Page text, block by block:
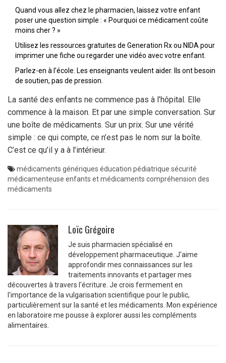
Quand vous allez chez le pharmacien, laissez votre enfant
poser une question simple : « Pourquoi ce médicament coûte
moins cher ? »
Utilisez les ressources gratuites de Generation Rx ou NIDA pour
imprimer une fiche ou regarder une vidéo avec votre enfant.
Parlez-en à l’école. Les enseignants veulent aider. Ils ont besoin
de soutien, pas de pression.
La santé des enfants ne commence pas à l’hôpital. Elle
commence à la maison. Et par une simple conversation. Sur
une boîte de médicaments. Sur un prix. Sur une vérité
simple : ce qui compte, ce n’est pas le nom sur la boîte.
C’est ce qu’il y a à l’intérieur.
médicaments génériques éducation pédiatrique sécurité
médicamenteuse enfants et médicaments compréhension des
médicaments
Loïc Grégoire
Je suis pharmacien spécialisé en
développement pharmaceutique. J'aime
approfondir mes connaissances sur les
traitements innovants et partager mes
découvertes à travers l'écriture. Je crois fermement en
l'importance de la vulgarisation scientifique pour le public,
particulièrement sur la santé et les médicaments. Mon expérience
en laboratoire me pousse à explorer aussi les compléments
alimentaires.